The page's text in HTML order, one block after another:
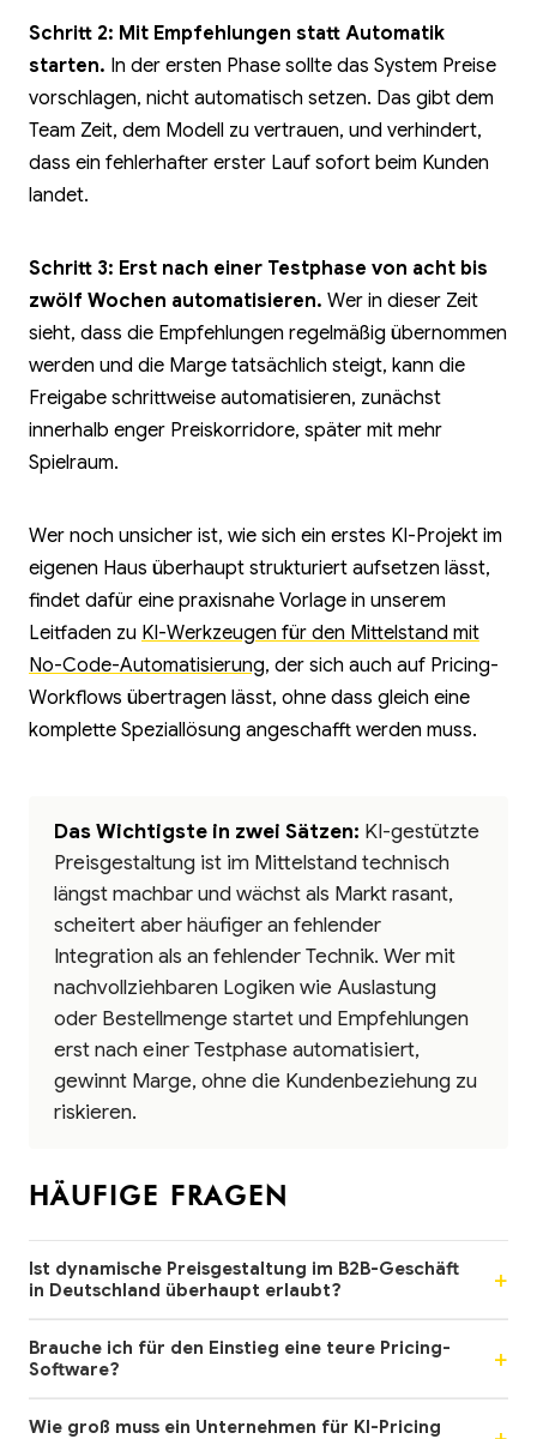
Schritt 2: Mit Empfehlungen statt Automatik
starten. In der ersten Phase sollte das System Preise
vorschlagen, nicht automatisch setzen. Das gibt dem
Team Zeit, dem Modell zu vertrauen, und verhindert,
dass ein fehlerhafter erster Lauf sofort beim Kunden
landet.
Schritt 3: Erst nach einer Testphase von acht bis
zwölf Wochen automatisieren. Wer in dieser Zeit
sieht, dass die Empfehlungen regelmäßig übernommen
werden und die Marge tatsächlich steigt, kann die
Freigabe schrittweise automatisieren, zunächst
innerhalb enger Preiskorridore, später mit mehr
Spielraum.
Wer noch unsicher ist, wie sich ein erstes KI-Projekt im
eigenen Haus überhaupt strukturiert aufsetzen lässt,
findet dafür eine praxisnahe Vorlage in unserem
Leitfaden zu KI-Werkzeugen für den Mittelstand mit
No-Code-Automatisierung, der sich auch auf Pricing-
Workflows übertragen lässt, ohne dass gleich eine
komplette Speziallösung angeschafft werden muss.
Das Wichtigste in zwei Sätzen: KI-gestützte
Preisgestaltung ist im Mittelstand technisch
längst machbar und wächst als Markt rasant,
scheitert aber häufiger an fehlender
Integration als an fehlender Technik. Wer mit
nachvollziehbaren Logiken wie Auslastung
oder Bestellmenge startet und Empfehlungen
erst nach einer Testphase automatisiert,
gewinnt Marge, ohne die Kundenbeziehung zu
riskieren.
HÄUFIGE FRAGEN
Ist dynamische Preisgestaltung im B2B-Geschäft
in Deutschland überhaupt erlaubt?
Brauche ich für den Einstieg eine teure Pricing-
Software?
Wie groß muss ein Unternehmen für KI-Pricing